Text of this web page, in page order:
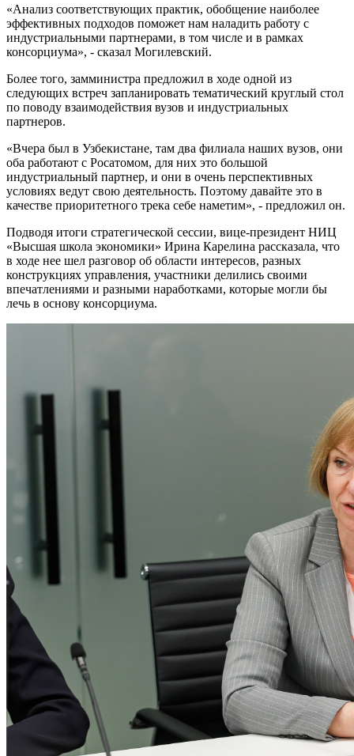
«Анализ соответствующих практик, обобщение наиболее
эффективных подходов поможет нам наладить работу с
индустриальными партнерами, в том числе и в рамках
консорциума», - сказал Могилевский.
Более того, замминистра предложил в ходе одной из
следующих встреч запланировать тематический круглый стол
по поводу взаимодействия вузов и индустриальных
партнеров.
«Вчера был в Узбекистане, там два филиала наших вузов, они
оба работают с Росатомом, для них это большой
индустриальный партнер, и они в очень перспективных
условиях ведут свою деятельность. Поэтому давайте это в
качестве приоритетного трека себе наметим», - предложил он.
Подводя итоги стратегической сессии, вице-президент НИЦ
«Высшая школа экономики» Ирина Карелина рассказала, что
в ходе нее шел разговор об области интересов, разных
конструкциях управления, участники делились своими
впечатлениями и разными наработками, которые могли бы
лечь в основу консорциума.